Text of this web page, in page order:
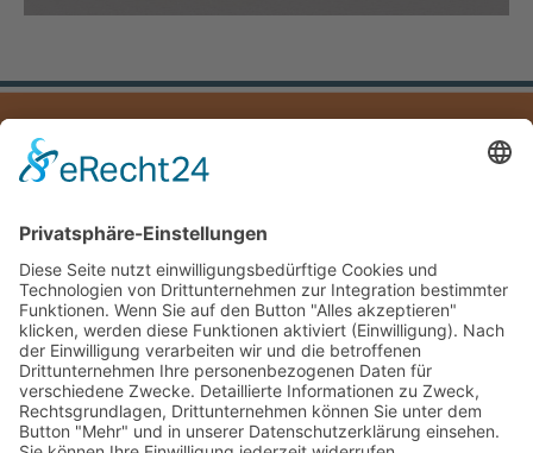
IMPRESSUM
Hauptstraße 5
83324 Ruhpolding
Deutschland /Germany
Telefon: +49(0)8663/53-0
Fax: +49(0)8663/53-40
E-mail:info@mayer-hochtiefbau.de